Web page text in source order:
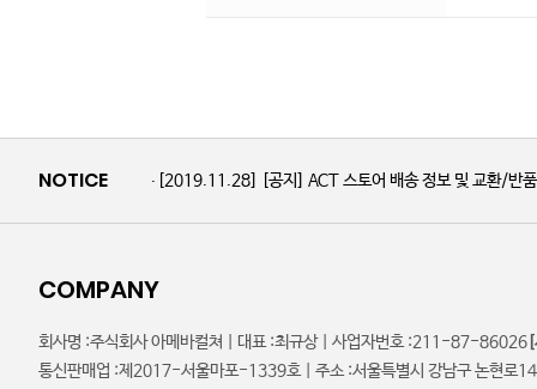
NOTICE [2019.11.28] [공지] ACT 스토어 배송 정보 및 교환/반
COMPANY
회사명 :주식회사 아메바컬쳐 | 대표 :최규상 | 사업자번호 :211-87-86026
통신판매업 :제2017-서울마포-1339호 | 주소 :서울특별시 강남구 논현로